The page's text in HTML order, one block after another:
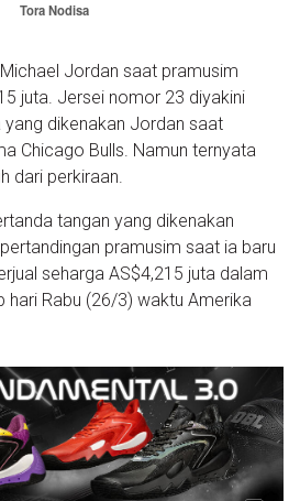
Tora Nodisa
Jordan saat pramusim
juta. Jersei nomor 23 diyakini
dikenakan Jordan saat
Chicago Bulls. Namun ternyata
dari perkiraan.
tangan yang dikenakan
pramusim saat ia baru
seharga AS$4,215 juta dalam
hari Rabu (26/3) waktu Amerika